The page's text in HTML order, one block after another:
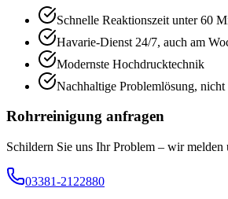
Schnelle Reaktionszeit unter 60
Havarie-Dienst 24/7, auch am
Modernste Hochdrucktechnik
Nachhaltige Problemlösung,
Rohrreinigung anfragen
Schildern Sie uns Ihr Problem – wir
03381-2122880